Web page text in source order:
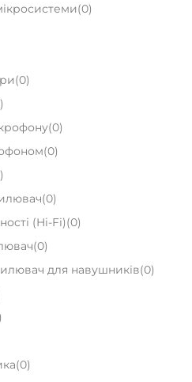
(0)
(0)
)
(0)
(0)
)
(0)
(Hi-Fi)(0)
(0)
для навушників(0)
)
(0)